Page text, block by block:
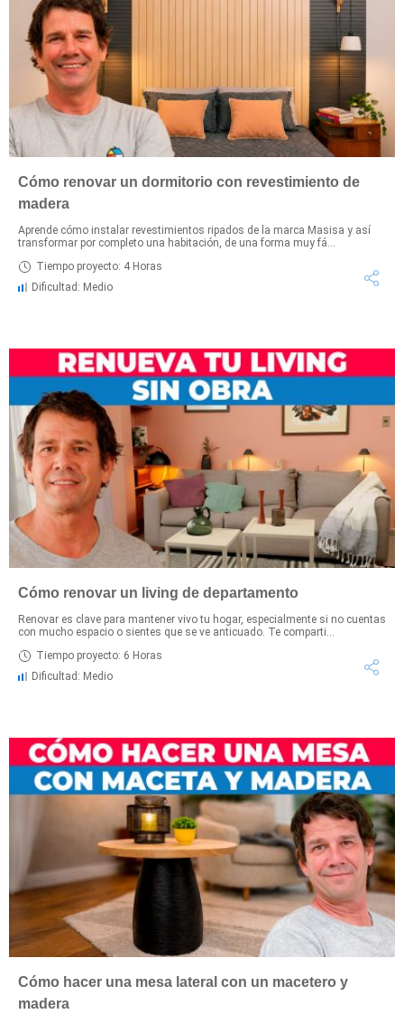
Cómo renovar un dormitorio con revestimiento de
madera
Aprende cómo instalar revestimientos ripados de la marca Masisa y así
transformar por completo una habitación, de una forma muy fá...
Tiempo proyecto: 4 Horas
Dificultad: Medio
Cómo renovar un living de departamento
Renovar es clave para mantener vivo tu hogar, especialmente si no cuentas
con mucho espacio o sientes que se ve anticuado. Te comparti...
Tiempo proyecto: 6 Horas
Dificultad: Medio
Cómo hacer una mesa lateral con un macetero y
madera